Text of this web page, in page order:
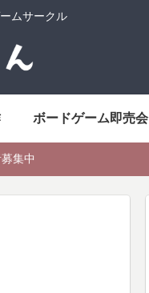
ムサークル
ボードゲーム即売会
集中